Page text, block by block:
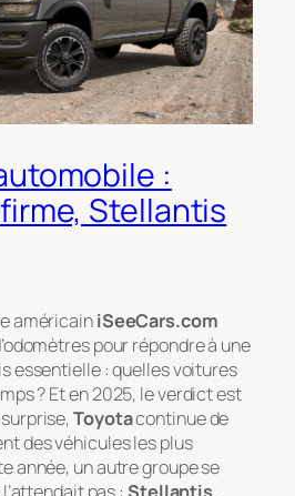
:
Stellantis
américainiSeeCars.com
pour répondre à une
essentielle :quelles voitures
?Et en 2025, le verdict est
Toyotacontinue de
des véhicules les plus
année, un autre groupe se
pas : Stellantis.